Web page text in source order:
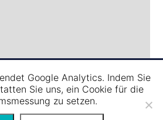
Google Analytics. Indem Sie
Sie uns, ein Cookie für die
zu setzen.